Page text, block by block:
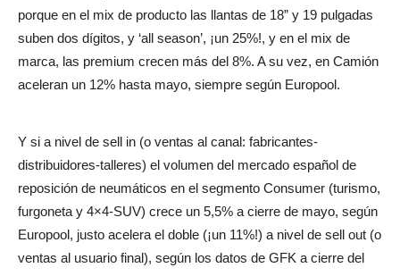
porque en el mix de producto las llantas de 18” y 19 pulgadas
suben dos dígitos, y ‘all season’, ¡un 25%!, y en el mix de
marca, las premium crecen más del 8%. A su vez, en Camión
aceleran un 12% hasta mayo, siempre según Europool.
Y si a nivel de sell in (o ventas al canal: fabricantes-
distribuidores-talleres) el volumen del mercado español de
reposición de neumáticos en el segmento Consumer (turismo,
furgoneta y 4×4-SUV) crece un 5,5% a cierre de mayo, según
Europool, justo acelera el doble (¡un 11%!) a nivel de sell out (o
ventas al usuario final), según los datos de GFK a cierre del